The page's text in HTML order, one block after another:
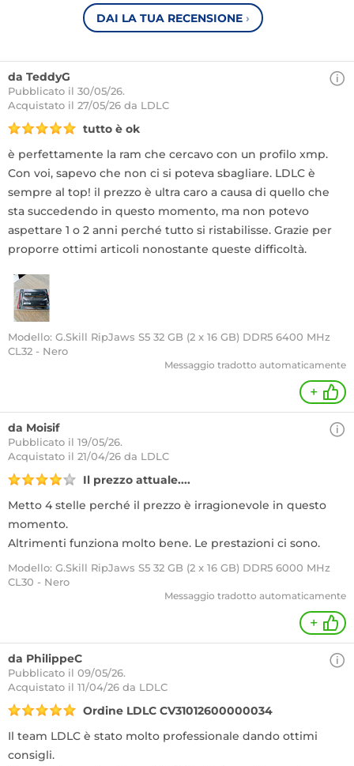
DAI LA TUA RECENSIONE ›
da TeddyG
Pubblicato il 30/05/26.
Acquistato il 27/05/26 da LDLC
tutto è ok
è perfettamente la ram che cercavo con un profilo xmp.
Con voi, sapevo che non ci si poteva sbagliare. LDLC è
sempre al top! il prezzo è ultra caro a causa di quello che
sta succedendo in questo momento, ma non potevo
aspettare 1 o 2 anni perché tutto si ristabilisse. Grazie per
proporre ottimi articoli nonostante queste difficoltà.
Modello: G.Skill RipJaws S5 32 GB (2 x 16 GB) DDR5 6400 MHz
CL32 - Nero
Messaggio tradotto automaticamente
+
da Moisif
Pubblicato il 19/05/26.
Acquistato il 21/04/26 da LDLC
Il prezzo attuale....
Metto 4 stelle perché il prezzo è irragionevole in questo
momento.
Altrimenti funziona molto bene. Le prestazioni ci sono.
Modello: G.Skill RipJaws S5 32 GB (2 x 16 GB) DDR5 6000 MHz
CL30 - Nero
Messaggio tradotto automaticamente
+
da PhilippeC
Pubblicato il 09/05/26.
Acquistato il 11/04/26 da LDLC
Ordine LDLC CV31012600000034
Il team LDLC è stato molto professionale dando ottimi
consigli.